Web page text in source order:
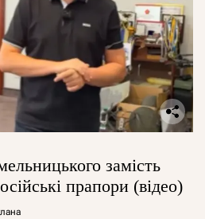
замість
прапори (відео)